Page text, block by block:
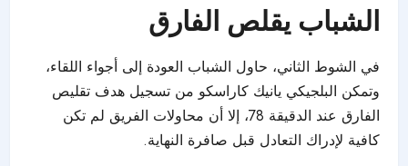
الشباب يقلص الفارق
في الشوط الثاني، حاول الشباب العودة إلى أجواء اللقاء،
وتمكن البلجيكي يانيك كاراسكو من تسجيل هدف تقليص
الفارق عند الدقيقة 78، إلا أن محاولات الفريق لم تكن
كافية لإدراك التعادل قبل صافرة النهاية.